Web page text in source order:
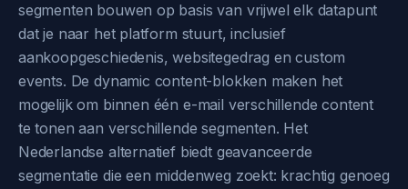
segmenten bouwen op basis van vrijwel elk datapunt
dat je naar het platform stuurt, inclusief
aankoopgeschiedenis, websitegedrag en custom
events. De dynamic content-blokken maken het
mogelijk om binnen één e-mail verschillende content
te tonen aan verschillende segmenten. Het
Nederlandse alternatief biedt geavanceerde
segmentatie die een middenweg zoekt: krachtig genoeg